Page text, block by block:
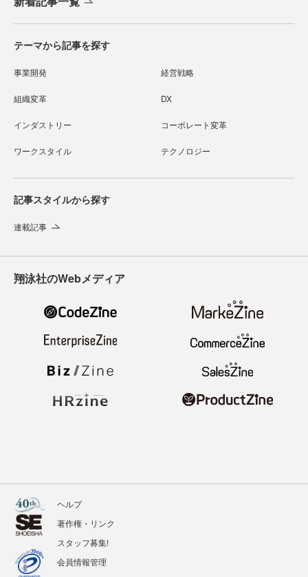
テーマから記事を探す
事業開発 経営戦略
組織変革 DX
インダストリー コーポレート変革
ワークスタイル テクノロジー
記事スタイルから探す
連載記事
翔泳社のWebメディア
ヘルプ
著作権・リンク
スタッフ募集!
会員情報管理